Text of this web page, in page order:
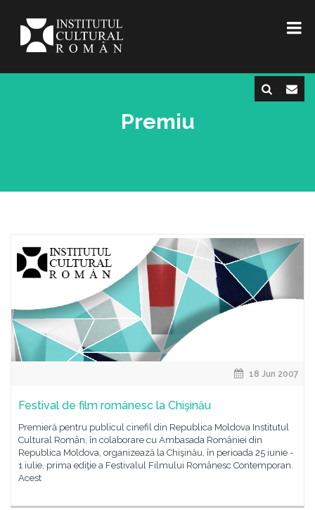
Premiu
18 Jun 2007
Festival de film românesc la Chişinău
Premieră pentru publicul cinefil din Republica Moldova Institutul
Cultural Român, în colaborare cu Ambasada României din
Republica Moldova, organizează la Chişinău, în perioada 25 iunie -
1 iulie, prima ediţie a Festivalul Filmului Românesc Contemporan.
Acest